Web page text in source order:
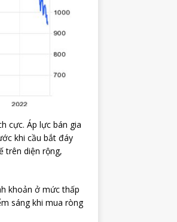
cực. Áp lực bán gia
khi cầu bắt đáy
trên diện rộng,
khoản ở mức thấp
sáng khi mua ròng